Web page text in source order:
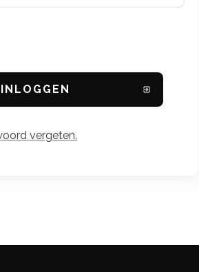
INL OGGEN
vergeten.